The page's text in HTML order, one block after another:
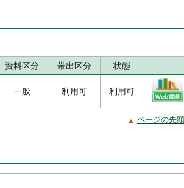
資料区分 帯出区分 状態
一般 利用可 利用可
ページの先